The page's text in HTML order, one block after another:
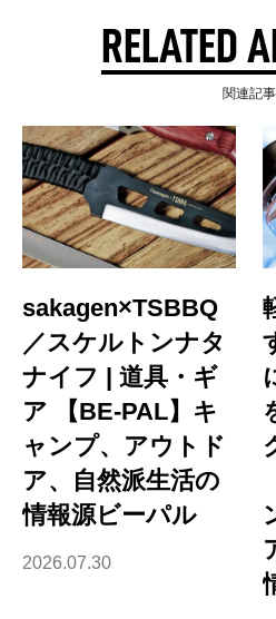
RELATED
関連記事
sakagen×TSBBQ
／スケルトンナタ
ナイフ | 道具・ギ
ア 【BE-PAL】キ
ャンプ、アウトド
ア、自然派生活の
情報源ビーパル
2026.07.30